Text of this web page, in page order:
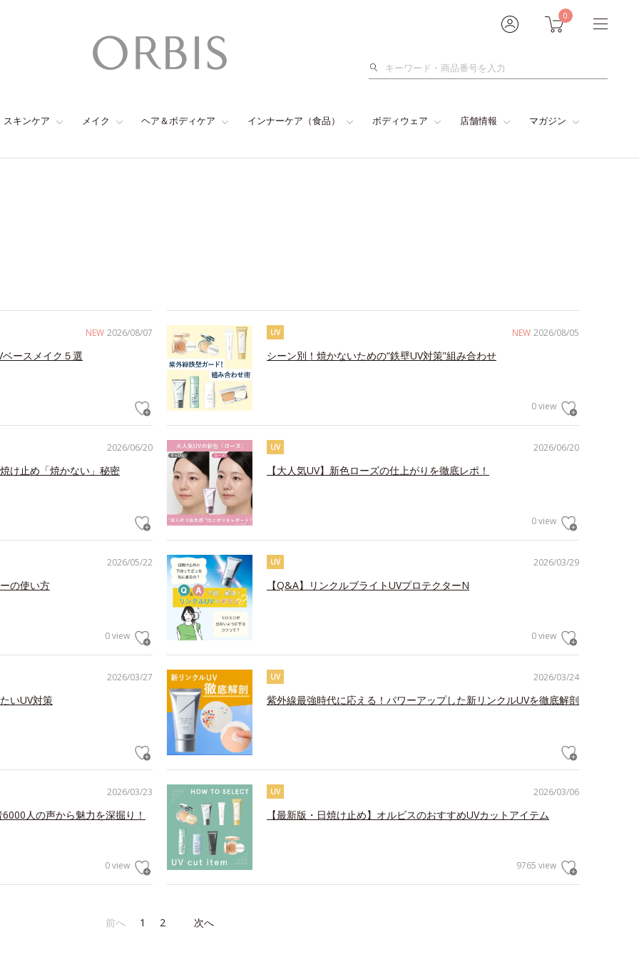
0
検
スキンケア メイク ヘア＆ボディケア インナーケア（食品） ボディウェア 店舗情報 マガジン
NEW 2026/08/07
ースメイク５選
NEW 2026/08/05
UV
シーン別！焼かないための“鉄壁UV対策”組み合わせ
0 view
2026/06/20
け止め「焼かない」秘密
2026/06/20
UV
【大人気UV】新色ローズの仕上がりを徹底レポ！
0 view
2026/05/22
の使い方
0 view
2026/03/29
UV
【Q&A】リンクルブライトUVプロテクターN
0 view
2026/03/27
いUV対策
2026/03/24
UV
紫外線最強時代に応える！パワーアップした新リンクルUVを徹底解剖
2026/03/23
人の声から魅力を深掘り！
0 view
2026/03/06
UV
【最新版・日焼け止め】オルビスのおすすめUVカットアイテム
9765 view
前へ 1 2 次へ